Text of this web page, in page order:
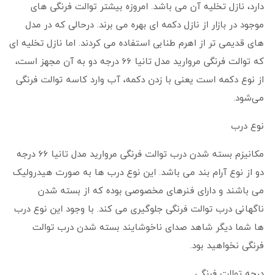
دارد، نازل تخلیه آن می باشد. امروزه بیشتر توالت فرنگی های
موجود در بازار از نازل دکمه ای بهره می برند. درحالی که در مدل
های قدیمی تر از اهرم طنابی استفاده می کردند. اما نازل تخلیه ای
که توالت فرنگی مروارید مدل تانیا 66 درجه دو به آن مجهز است،
از نوع دکمه است یعنی با زدن دکمه، آب وارد کاسه توالت فرنگی
می‌شود.
نوع درب
مکانیزم بسته شدن درب توالت فرنگی مروارید مدل تانیا 66 درجه
دو از نوع آرام بند می باشد. این نوع درب ها به صورت هیدرولیک
می باشند و دارای فنرهای مخصوصی بوده که از بسته شدن
ناگهانی درب توالت فرنگی جلوگیری می کند. با وجود این نوع درب
ها شما دیگر شاهد صدای ناخوشایند بسته شدن درب توالت
فرنگی نخواهید بود.